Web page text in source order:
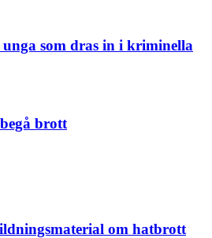
som dras in i kriminella
brott
om hatbrott